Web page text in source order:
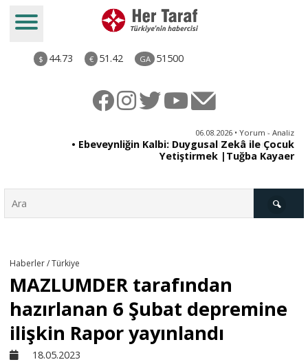
$ 44.73 € 51.42 GA 51500
06.08.2026 • Yorum - Analiz
• Ebeveynliğin Kalbi: Duygusal Zekâ ile Çocuk
Yetiştirmek |Tuğba Kayaer
Derkenar
Sivil Toplum
Haberler / Türkiye
MAZLUMDER tarafından
hazırlanan 6 Şubat depremine
ilişkin Rapor yayınlandı
18.05.2023